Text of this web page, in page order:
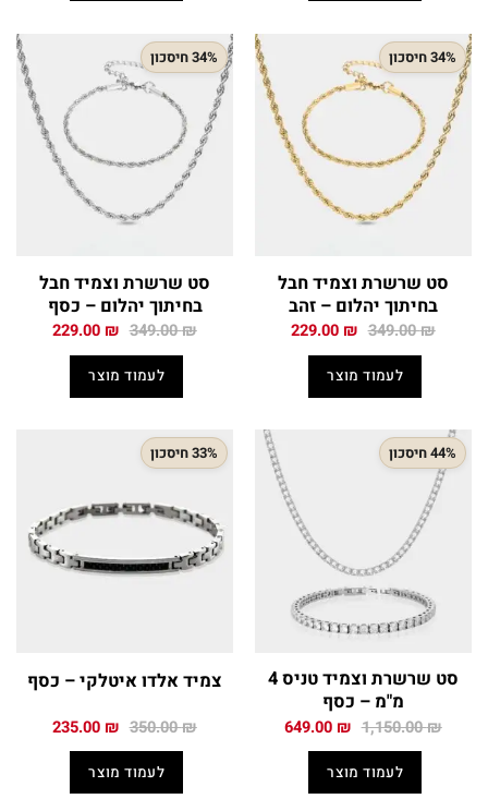
34% חיסכון
סט שרשרת וצמיד חבל
בחיתוך יהלום – זהב
349.00₪ המחיר
היה:
349.00 ₪.
229.00 ₪ המחיר
לעמוד מוצר
34% חיסכון
סט שרשרת וצמיד חבל
בחיתוך יהלום – כסף
349.00₪ המחיר
היה:
349.00 ₪.
229.00 ₪ המחיר
לעמוד מוצר
44% חיסכון
סט שרשרת וצמיד טניס 4
מ"מ – כסף
1,150.00₪ המחיר
1,150.00 ₪.
649.00 ₪ המחיר
לעמוד מוצר
33% חיסכון
צמיד אלדו איטלקי – כסף
350.00₪ המחיר
350.00 ₪.
235.00 ₪ המחיר
לעמוד מוצר